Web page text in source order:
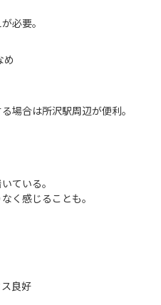
必要。
め
場合は所沢駅周辺が便利。
ている。
く感じることも。
良好